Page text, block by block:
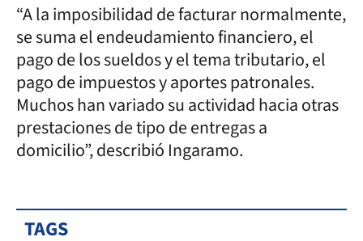
“A la imposibilidad de facturar normalmente,
se suma el endeudamiento financiero, el
pago de los sueldos y el tema tributario, el
pago de impuestos y aportes patronales.
Muchos han variado su actividad hacia otras
prestaciones de tipo de entregas a
domicilio”, describió Ingaramo.
TAGS